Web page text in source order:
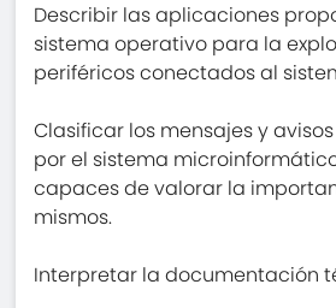
Describir las aplicaciones
sistema operativo para la
periféricos conectados al
Clasificar los mensajes y
por el sistema
capaces de valorar la
mismos.
Interpretar la documentación